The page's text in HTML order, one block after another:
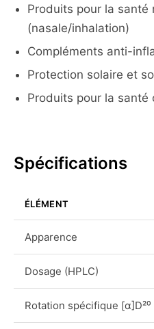
Produits pour la santé
(nasale/inhalation)
Compléments anti-
Protection solaire et
Produits pour la santé
Spécifications
ÉLÉMENT
Apparence
Dosage (HPLC)
Rotation spécifique [α]D²⁰